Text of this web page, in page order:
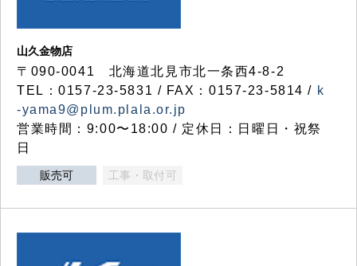
山久金物店
〒090-0041 北海道北見市北一条西4-8-2
TEL：0157-23-5831 / FAX：0157-23-5814 / k
-yama9@plum.plala.or.jp
営業時間：9:00〜18:00 / 定休日：日曜日・祝祭
日
販売可 工事・取付可